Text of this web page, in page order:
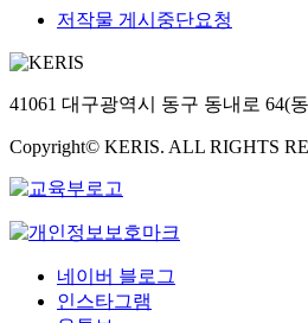
저작물 게시중단요청
41061 대구광역시 동구 동내로 64(
Copyright© KERIS. ALL RIGHTS
네이버 블로그
인스타그램